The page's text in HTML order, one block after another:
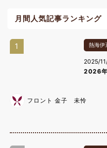
月間人気記事ランキング
1 熱海伊
2025/
2026年
フロント 金子 未怜